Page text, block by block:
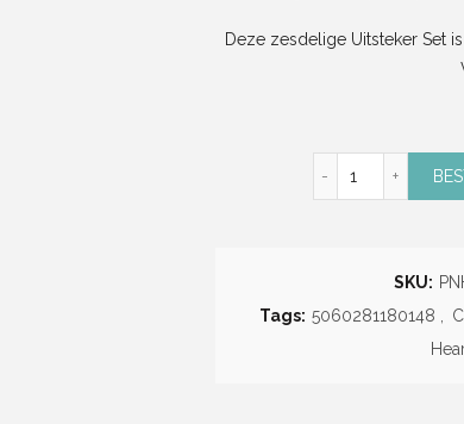
Deze zesdelige Uitsteker Set
Heart Cutter
SKU:
Tags: 5060281180148